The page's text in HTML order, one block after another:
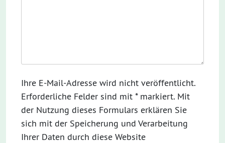
Ihre E-Mail-Adresse wird nicht veröffentlicht.
Erforderliche Felder sind mit * markiert. Mit
der Nutzung dieses Formulars erklären Sie
sich mit der Speicherung und Verarbeitung
Ihrer Daten durch diese Website